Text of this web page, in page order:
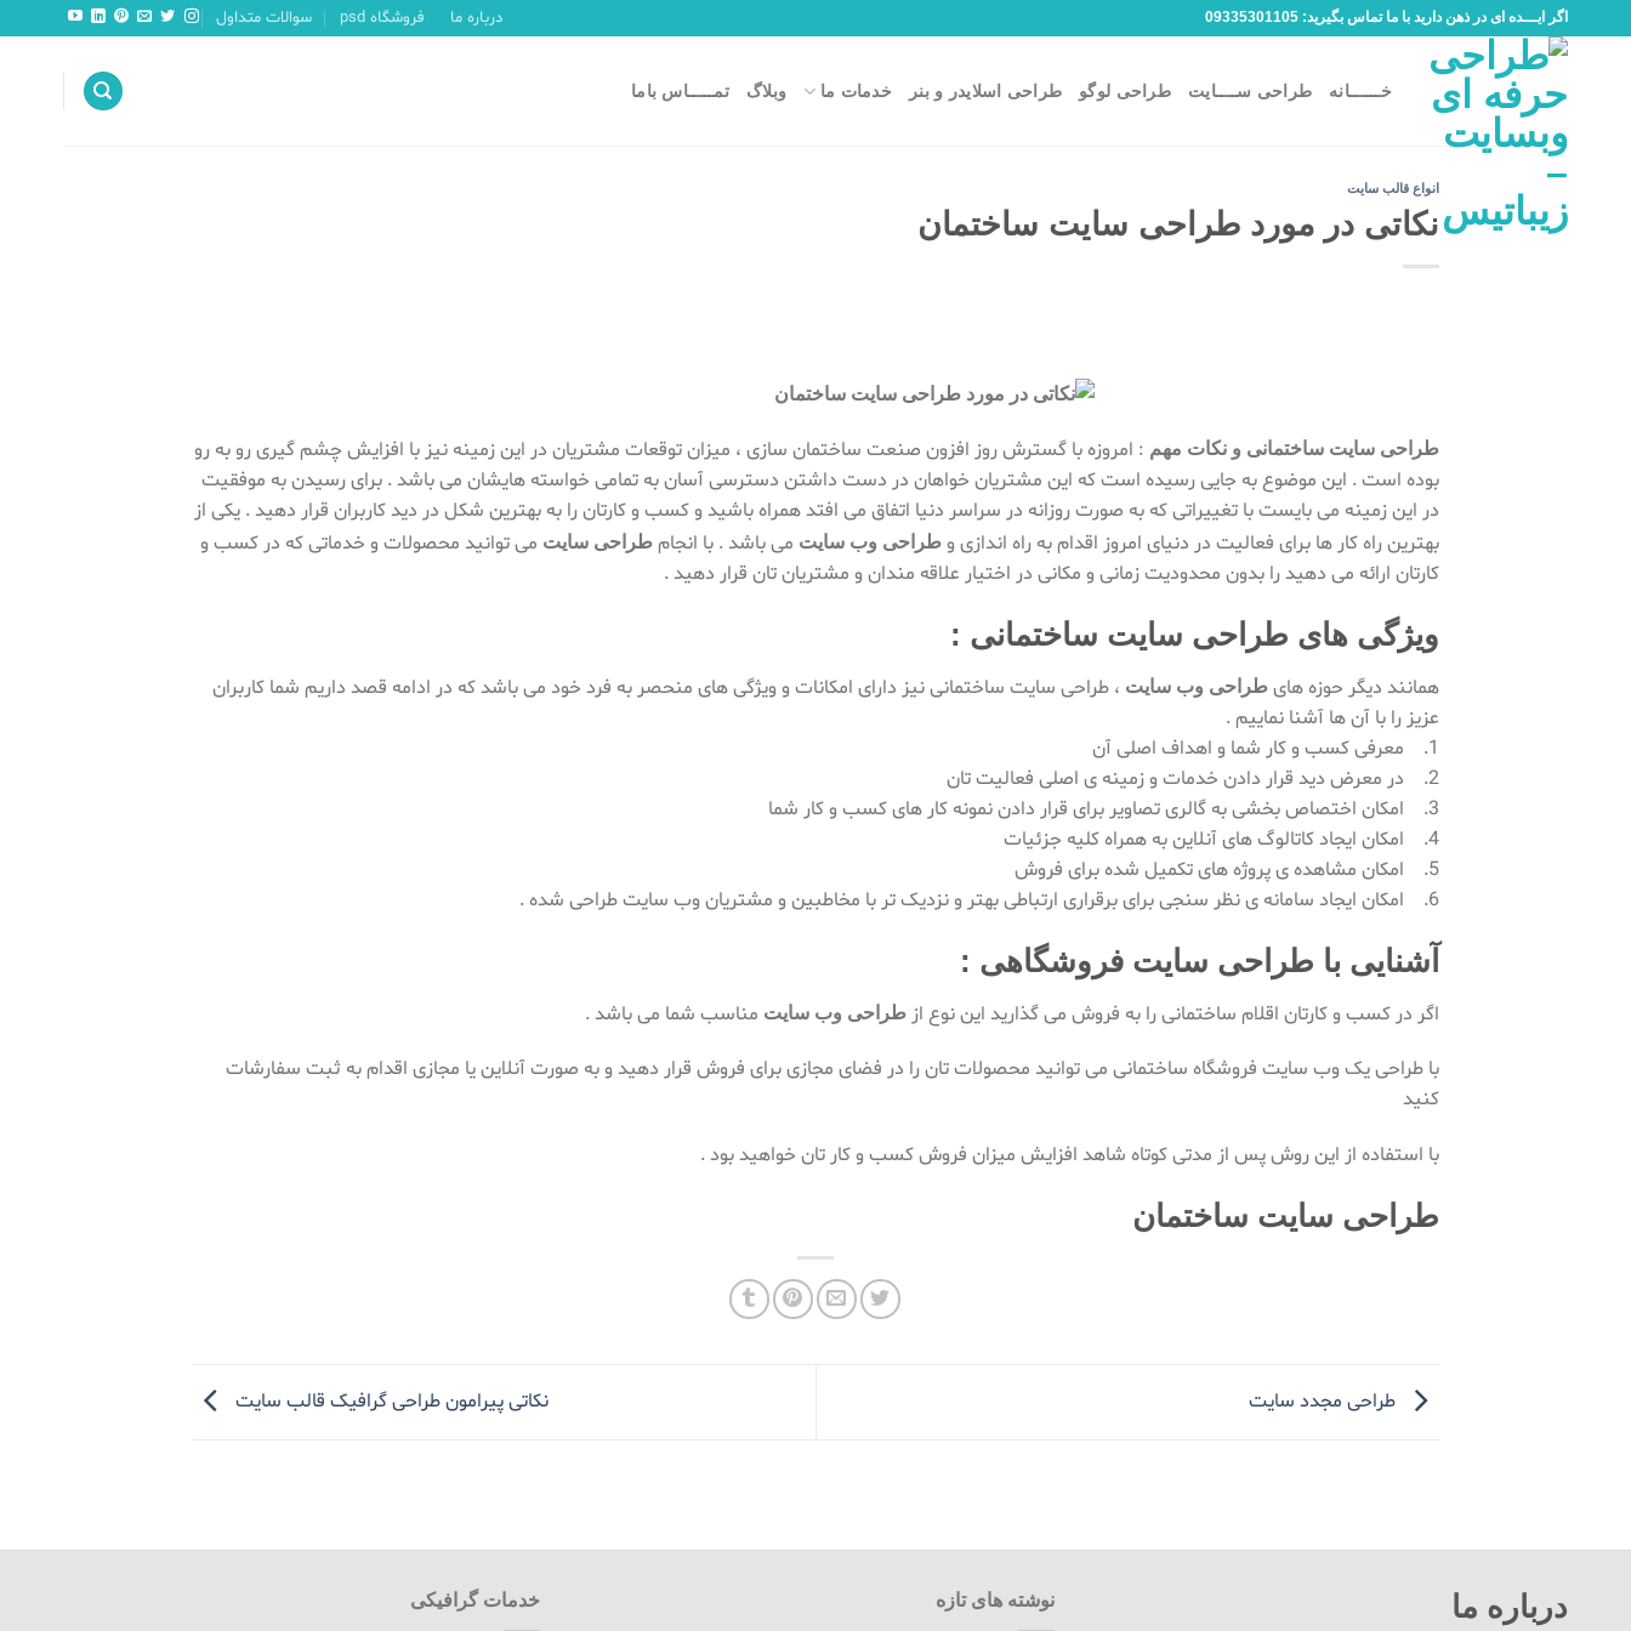
to
اگر ایـــده ای در ذهن دارید با ما تماس بگیرید: 09335301105 درباره ما فروشگاه psd سوالات متداول
خــــــانه طراحی ســــایت طراحی لوگو طراحی اسلایدر و بنر خدمات ما وبلاگ تمـــــاس باما
انواع قالب سایت
نکاتی در مورد طراحی سایت ساختمان
طراحی سایت ساختمانی و نکات مهم : امروزه با گسترش روز افزون صنعت ساختمان سازی ، میزان توقعات مشتریان در این زمینه نیز با افزایش چشم گیری رو به رو
بوده است . این موضوع به جایی رسیده است که این مشتریان خواهان در دست داشتن دسترسی آسان به تمامی خواسته هایشان می باشد . برای رسیدن به موفقیت
در این زمینه می بایست با تغییراتی که به صورت روزانه در سراسر دنیا اتفاق می افتد همراه باشید و کسب و کارتان را به بهترین شکل در دید کاربران قرار دهید . یکی از
بهترین راه کار ها برای فعالیت در دنیای امروز اقدام به راه اندازی و طراحی وب سایت می باشد . با انجام طراحی سایت می توانید محصولات و خدماتی که در کسب و
کارتان ارائه می دهید را بدون محدودیت زمانی و مکانی در اختیار علاقه مندان و مشتریان تان قرار دهید .
ویژگی های طراحی سایت ساختمانی :
همانند دیگر حوزه های طراحی وب سایت ، طراحی سایت ساختمانی نیز دارای امکانات و ویژگی های منحصر به فرد خود می باشد که در ادامه قصد داریم شما کاربران
عزیز را با آن ها آشنا نماییم .
1. معرفی کسب و کار شما و اهداف اصلی آن
2. در معرض دید قرار دادن خدمات و زمینه ی اصلی فعالیت تان
3. امکان اختصاص بخشی به گالری تصاویر برای قرار دادن نمونه کار های کسب و کار شما
4. امکان ایجاد کاتالوگ های آنلاین به همراه کلیه جزئیات
5. امکان مشاهده ی پروژه های تکمیل شده برای فروش
6. امکان ایجاد سامانه ی نظر سنجی برای برقراری ارتباطی بهتر و نزدیک تر با مخاطبین و مشتریان وب سایت طراحی شده .
آشنایی با طراحی سایت فروشگاهی :
اگر در کسب و کارتان اقلام ساختمانی را به فروش می گذارید این نوع از طراحی وب سایت مناسب شما می باشد .
با طراحی یک وب سایت فروشگاه ساختمانی می توانید محصولات تان را در فضای مجازی برای فروش قرار دهید و به صورت آنلاین یا مجازی اقدام به ثبت سفارشات
کنید
با استفاده از این روش پس از مدتی کوتاه شاهد افزایش میزان فروش کسب و کار تان خواهید بود .
طراحی سایت ساختمان
طراحی مجدد سایت نکاتی پیرامون طراحی گرافیک قالب سایت
درباره ما نوشته های تازه خدمات گرافیکی